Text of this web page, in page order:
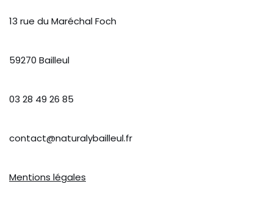
13 rue du Maréchal Foch
59270 Bailleul
03 28 49 26 85
contact@naturalybailleul.fr
Mentions légales